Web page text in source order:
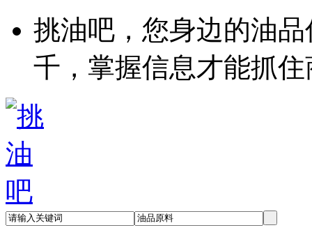
挑油吧，您身边的油
千，掌握信息才能抓